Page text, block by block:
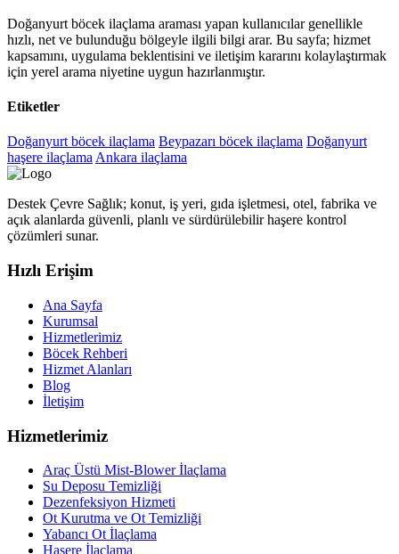
Doğanyurt böcek ilaçlama araması yapan kullanıcılar genellikle
hızlı, net ve bulunduğu bölgeyle ilgili bilgi arar. Bu sayfa; hizmet
kapsamını, uygulama beklentisini ve iletişim kararını kolaylaştırmak
için yerel arama niyetine uygun hazırlanmıştır.
Etiketler
Doğanyurt böcek ilaçlama Beypazarı böcek ilaçlama Doğanyurt
haşere ilaçlamaAnkara ilaçlama
Destek Çevre Sağlık; konut, iş yeri, gıda işletmesi, otel, fabrika ve
açık alanlarda güvenli, planlı ve sürdürülebilir haşere kontrol
çözümleri sunar.
Hızlı Erişim
Ana Sayfa
Kurumsal
Hizmetlerimiz
Böcek Rehberi
Hizmet Alanları
Blog
İletişim
Hizmetlerimiz
Araç Üstü Mist-Blower İlaçlama
Su Deposu Temizliği
Dezenfeksiyon Hizmeti
Ot Kurutma ve Ot Temizliği
Yabancı Ot İlaçlama
Haşere İlaçlama